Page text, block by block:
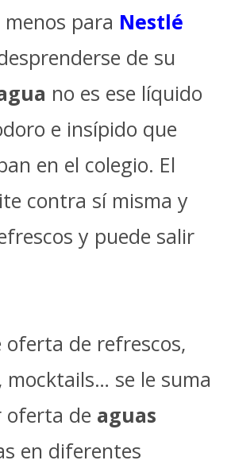
para Nestlé
de su
no es ese líquido
e insípido que
en el colegio. El
contra sí misma y
y puede salir
oferta de refrescos,
mocktails… se le suma
oferta de aguas
en diferentes